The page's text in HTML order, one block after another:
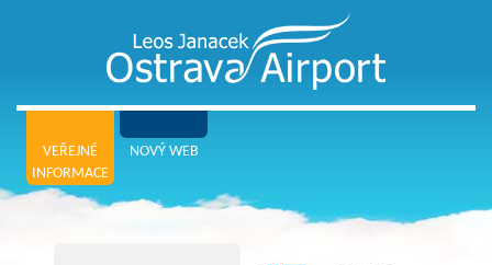
VEŘEJNÉ
INFORMACE
NOVÝ WEB